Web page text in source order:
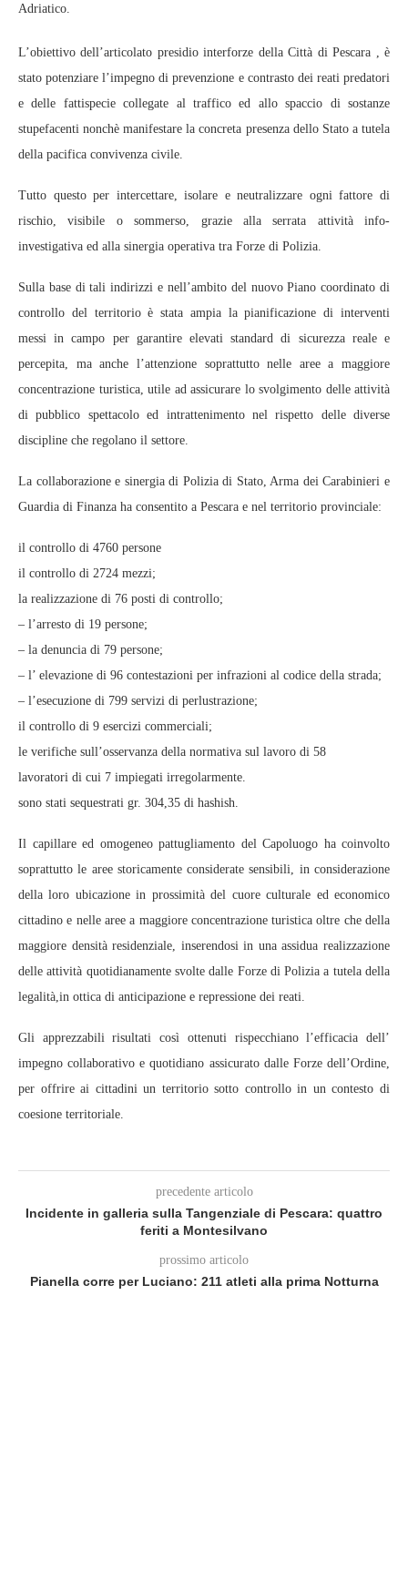
Adriatico.
L’obiettivo dell’articolato presidio interforze della Città di Pescara , è
stato potenziare l’impegno di prevenzione e contrasto dei reati predatori
e delle fattispecie collegate al traffico ed allo spaccio di sostanze
stupefacenti nonchè manifestare la concreta presenza dello Stato a tutela
della pacifica convivenza civile.
Tutto questo per intercettare, isolare e neutralizzare ogni fattore di
rischio, visibile o sommerso, grazie alla serrata attività info-
investigativa ed alla sinergia operativa tra Forze di Polizia.
Sulla base di tali indirizzi e nell’ambito del nuovo Piano coordinato di
controllo del territorio è stata ampia la pianificazione di interventi
messi in campo per garantire elevati standard di sicurezza reale e
percepita, ma anche l’attenzione soprattutto nelle aree a maggiore
concentrazione turistica, utile ad assicurare lo svolgimento delle attività
di pubblico spettacolo ed intrattenimento nel rispetto delle diverse
discipline che regolano il settore.
La collaborazione e sinergia di Polizia di Stato, Arma dei Carabinieri e
Guardia di Finanza ha consentito a Pescara e nel territorio provinciale:
il controllo di 4760 persone
il controllo di 2724 mezzi;
la realizzazione di 76 posti di controllo;
– l’arresto di 19 persone;
– la denuncia di 79 persone;
– l’ elevazione di 96 contestazioni per infrazioni al codice della strada;
– l’esecuzione di 799 servizi di perlustrazione;
il controllo di 9 esercizi commerciali;
le verifiche sull’osservanza della normativa sul lavoro di 58
lavoratori di cui 7 impiegati irregolarmente.
sono stati sequestrati gr. 304,35 di hashish.
Il capillare ed omogeneo pattugliamento del Capoluogo ha coinvolto
soprattutto le aree storicamente considerate sensibili, in considerazione
della loro ubicazione in prossimità del cuore culturale ed economico
cittadino e nelle aree a maggiore concentrazione turistica oltre che della
maggiore densità residenziale, inserendosi in una assidua realizzazione
delle attività quotidianamente svolte dalle Forze di Polizia a tutela della
legalità,in ottica di anticipazione e repressione dei reati.
Gli apprezzabili risultati così ottenuti rispecchiano l’efficacia dell’
impegno collaborativo e quotidiano assicurato dalle Forze dell’Ordine,
per offrire ai cittadini un territorio sotto controllo in un contesto di
coesione territoriale.
precedente articolo
Incidente in galleria sulla Tangenziale di Pescara: quattro
feriti a Montesilvano
prossimo articolo
Pianella corre per Luciano: 211 atleti alla prima Notturna